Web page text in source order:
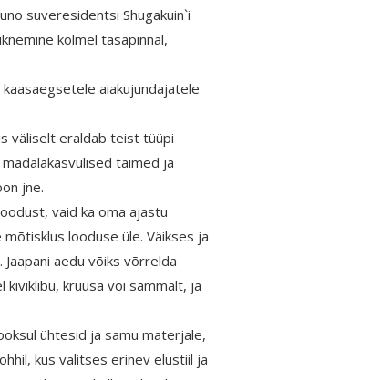
suveresidentsi Shugakuin`i
kolmel tasapinnal,
aiakujundajatele
väliselt eraldab teist tüüpi
taimed ja
jne.
vaid ka oma ajastu
looduse üle. Väikses ja
aedu võiks võrrelda
kiviklibu, kruusa või sammalt, ja
ühtesid ja samu materjale,
kus valitses erinev elustiil ja